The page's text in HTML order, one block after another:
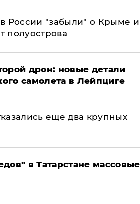
России "забыли" о Крыме
полуострова
дрон: новые детали
самолета в Лейпциге
еще два крупных
в Татарстане массовые